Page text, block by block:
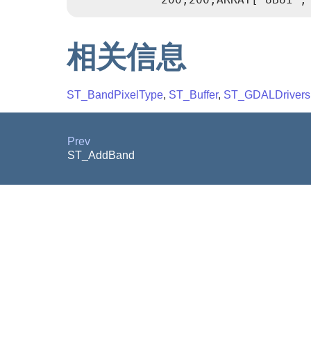
相关信息
ST_BandPixelType, ST_Buffer, ST_GDALDrivers
Prev
ST_AddBand